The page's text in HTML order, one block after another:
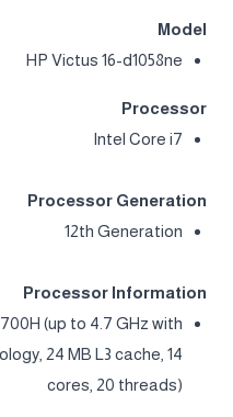
Model
HP Victus 16-d1058ne​
Processor
Intel Core i7
Processor Generation
12th Generation
Processor Information
(up to 4.7 GHz with
24 MB L3 cache, 14
cores, 20 threads)